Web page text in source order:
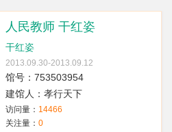
人民教师 干红姿
干红姿
2013.09.30-2013.09.12
馆号：753503954
建馆人：孝行天下
访问量： 14466
关注量： 0